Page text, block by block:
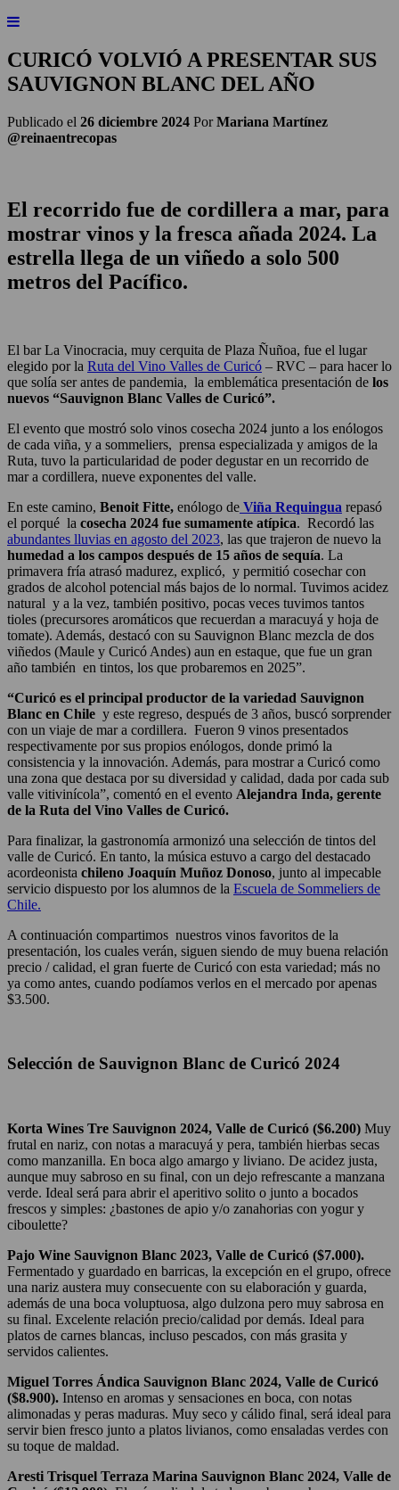
CURICÓ VOLVIÓ A PRESENTAR SUS
SAUVIGNON BLANC DEL AÑO
Publicado el 26 diciembre 2024 PorMariana Martínez
@reinaentrecopas
El recorrido fue de cordillera a mar, para
mostrar vinos y la fresca añada 2024. La
estrella llega de un viñedo a solo 500
metros del Pacífico.
El bar La Vinocracia, muy cerquita de Plaza Ñuñoa, fue el lugar
elegido por la Ruta del Vino Valles de Curicó – RVC – para hacer lo
que solía ser antes de pandemia, la emblemática presentación de los
nuevos “Sauvignon Blanc Valles de Curicó”.
El evento que mostró solo vinos cosecha 2024 junto a los enólogos
de cada viña, y a sommeliers, prensa especializada y amigos de la
Ruta, tuvo la particularidad de poder degustar en un recorrido de
mar a cordillera, nueve exponentes del valle.
En este camino, Benoit Fitte, enólogo de Viña Requingua repasó
el porqué la cosecha 2024 fue sumamente atípica. Recordó las
abundantes lluvias en agosto del 2023, las que trajeron de nuevo la
humedad a los campos después de 15 años de sequía. La
primavera fría atrasó madurez, explicó, y permitió cosechar con
grados de alcohol potencial más bajos de lo normal. Tuvimos acidez
natural y a la vez, también positivo, pocas veces tuvimos tantos
tioles (precursores aromáticos que recuerdan a maracuyá y hoja de
tomate). Además, destacó con su Sauvignon Blanc mezcla de dos
viñedos (Maule y Curicó Andes) aun en estaque, que fue un gran
año también en tintos, los que probaremos en 2025”.
“Curicó es el principal productor de la variedad Sauvignon
Blanc en Chile y este regreso, después de 3 años, buscó sorprender
con un viaje de mar a cordillera. Fueron 9 vinos presentados
respectivamente por sus propios enólogos, donde primó la
consistencia y la innovación. Además, para mostrar a Curicó como
una zona que destaca por su diversidad y calidad, dada por cada sub
valle vitivinícola”, comentó en el evento Alejandra Inda, gerente
de la Ruta del Vino Valles de Curicó.
Para finalizar, la gastronomía armonizó una selección de tintos del
valle de Curicó. En tanto, la música estuvo a cargo del destacado
acordeonista chileno Joaquín Muñoz Donoso, junto al impecable
servicio dispuesto por los alumnos de la Escuela de Sommeliers de
Chile.
A continuación compartimos nuestros vinos favoritos de la
presentación, los cuales verán, siguen siendo de muy buena relación
precio / calidad, el gran fuerte de Curicó con esta variedad; más no
ya como antes, cuando podíamos verlos en el mercado por apenas
$3.500.
Selección de Sauvignon Blanc de Curicó 2024
Korta Wines Tre Sauvignon 2024, Valle de Curicó ($6.200) Muy
frutal en nariz, con notas a maracuyá y pera, también hierbas secas
como manzanilla. En boca algo amargo y liviano. De acidez justa,
aunque muy sabroso en su final, con un dejo refrescante a manzana
verde. Ideal será para abrir el aperitivo solito o junto a bocados
frescos y simples: ¿bastones de apio y/o zanahorias con yogur y
ciboulette?
Pajo Wine Sauvignon Blanc 2023, Valle de Curicó ($7.000).
Fermentado y guardado en barricas, la excepción en el grupo, ofrece
una nariz austera muy consecuente con su elaboración y guarda,
además de una boca voluptuosa, algo dulzona pero muy sabrosa en
su final. Excelente relación precio/calidad por demás. Ideal para
platos de carnes blancas, incluso pescados, con más grasita y
servidos calientes.
Miguel Torres Ándica Sauvignon Blanc 2024, Valle de Curicó
($8.900). Intenso en aromas y sensaciones en boca, con notas
alimonadas y peras maduras. Muy seco y cálido final, será ideal para
servir bien fresco junto a platos livianos, como ensaladas verdes con
su toque de maldad.
Aresti Trisquel Terraza Marina Sauvignon Blanc 2024, Valle de